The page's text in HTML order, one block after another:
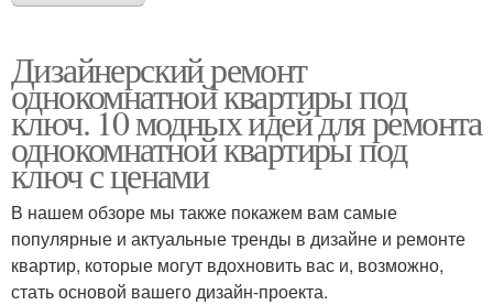
Дизайнерский ремонт
однокомнатной квартиры под
ключ. 10 модных идей для ремонта
однокомнатной квартиры под
ключ с ценами
В нашем обзоре мы также покажем вам самые
популярные и актуальные тренды в дизайне и ремонте
квартир, которые могут вдохновить вас и, возможно,
стать основой вашего дизайн-проекта.